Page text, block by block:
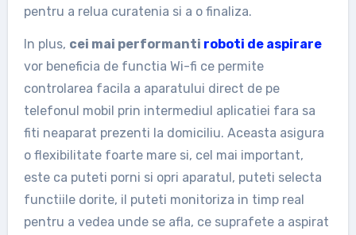
pentru a relua curatenia si a o finaliza.
In plus, cei mai performanti roboti de aspirare
vor beneficia de functia Wi-fi ce permite
controlarea facila a aparatului direct de pe
telefonul mobil prin intermediul aplicatiei fara sa
fiti neaparat prezenti la domiciliu. Aceasta asigura
o flexibilitate foarte mare si, cel mai important,
este ca puteti porni si opri aparatul, puteti selecta
functiile dorite, il puteti monitoriza in timp real
pentru a vedea unde se afla, ce suprafete a aspirat